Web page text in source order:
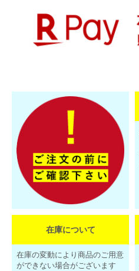
在庫について
在庫の変動により商品のご用意
ができない場合がございます